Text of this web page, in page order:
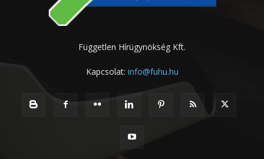
Független Hírügynökség Kft.
Kapcsolat: info@fuhu.hu